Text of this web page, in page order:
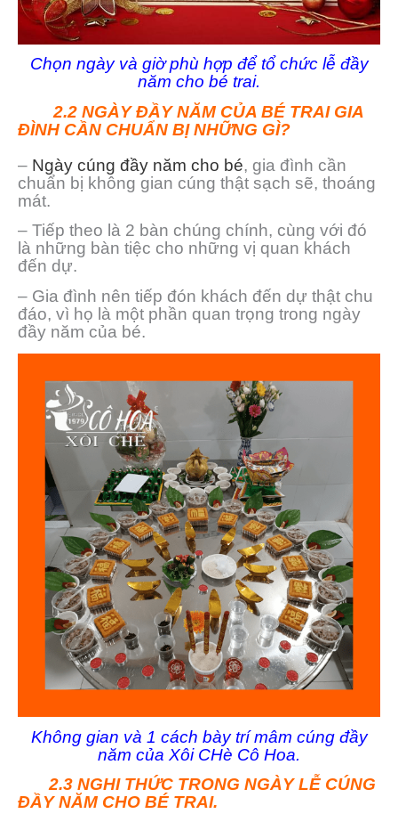
Chọn ngày và giờ phù hợp để tổ chức lễ đầy
năm cho bé trai.
2.2 NGÀY ĐẦY NĂM CỦA BÉ TRAI GIA
ĐÌNH CẦN CHUẨN BỊ NHỮNG GÌ?
– Ngày cúng đầy năm cho bé, gia đình cần
chuẩn bị không gian cúng thật sạch sẽ, thoáng
mát.
– Tiếp theo là 2 bàn chúng chính, cùng với đó
là những bàn tiệc cho những vị quan khách
đến dự.
– Gia đình nên tiếp đón khách đến dự thật chu
đáo, vì họ là một phần quan trọng trong ngày
đầy năm của bé.
Không gian và 1 cách bày trí mâm cúng đầy
năm của Xôi CHè Cô Hoa.
2.3 NGHI THỨC TRONG NGÀY LỄ CÚNG
ĐẦY NĂM CHO BÉ TRAI.